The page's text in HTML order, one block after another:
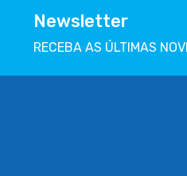
Newsletter
RECEBA AS ÚLTIMAS